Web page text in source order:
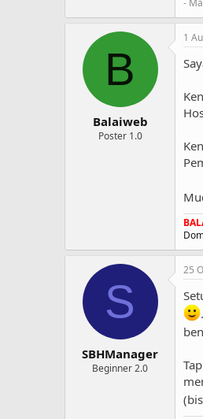
-
B
Balaiweb
Poster 1.0
1
S
SBHManager
Beginner 2.0
25